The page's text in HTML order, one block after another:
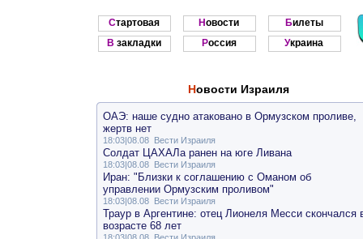
Стартовая Новости
Билеты
В закладки
Россия Украина
Новости Израиля
ОАЭ: наше судно атаковано в Ормузском проливе,
жертв нет
18:03|08.08 Вести Израиля
Солдат ЦАХАЛа ранен на юге Ливана
18:03|08.08 Вести Израиля
Иран: "Близки к соглашению с Оманом об
управлении Ормузским проливом"
18:03|08.08 Вести Израиля
Траур в Аргентине: отец Лионеля Месси скончался
возрасте 68 лет